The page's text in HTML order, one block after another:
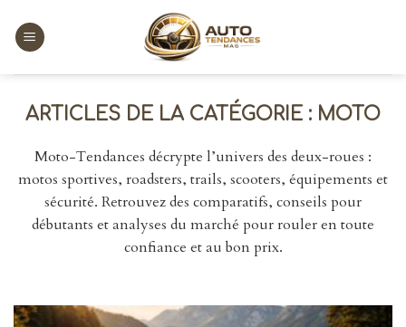
content
MOTO
Moto-Tendances décrypte l’univers des deux-roues :
motos sportives, roadsters, trails, scooters, équipements et
sécurité. Retrouvez des comparatifs, conseils pour
débutants et analyses du marché pour rouler en toute
confiance et au bon prix.